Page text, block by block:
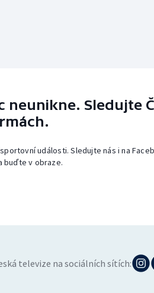
neunikne. Sledujte
události. Sledujte nás i na
buďte v obraze.
televize na sociálních sítích: